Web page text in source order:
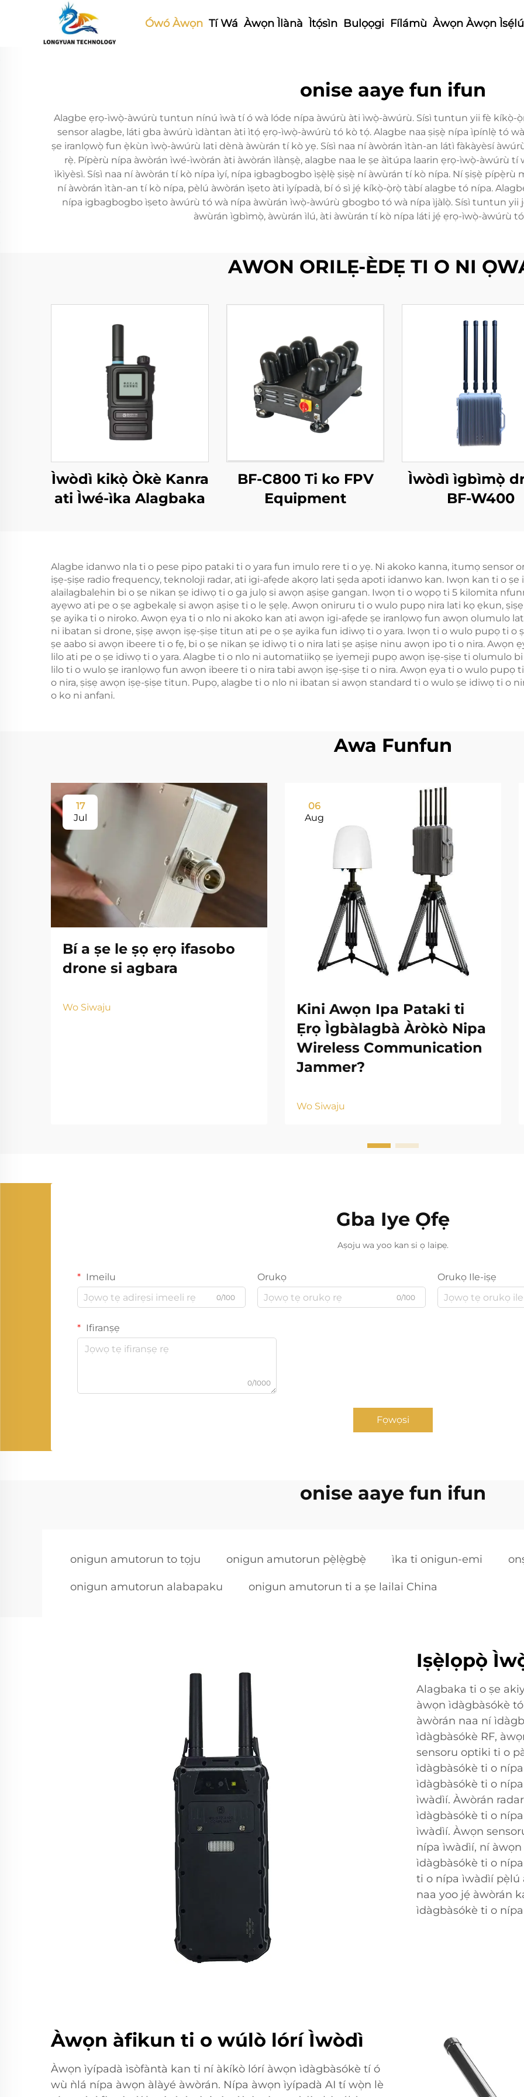
Ówó Àwọn Tí Wá Àwọn Ìlànà Ìtọ́sìn Bulọọgi Fílámù Àwọn Àwọn Ìsẹ́lú
onise aaye fun ifun
Alagbe ẹrọ-ìwọ̀-àwúrù tuntun nínú ìwà tí ó wà lóde nípa àwúrù àti ìwọ̀-àwúrù. Sísì tuntun yii fè kíkọ̀-
sensor alagbe, láti gba àwúrù ìdàntan àti ìtọ́ ẹrọ-ìwọ̀-àwúrù tó kò tọ́. Alagbe naa ṣiṣẹ̀ nípa ìpínlẹ̀ tó
ṣe iranlọwọ̀ fun ẹ̀kùn ìwọ̀-àwúrù lati dènà àwùrán tí kò yẹ. Sísì naa ní àwòrán ìtàn-an látì fàkàyèsí
rẹ̀. Pípèrù nípa àwòrán ìwé-ìwòrán àti àwòrán ìlànṣẹ̀, alagbe naa le ṣe àìtúpa laarin ẹrọ-ìwọ̀-àwúrù
ìkìyèsì. Sísì naa ní àwòrán tí kò nípa ìyí, nípa igbagbogbo ìṣẹ̀lẹ̀ ṣiṣẹ̀ ní àwùrán tí kò nípa. Ní ṣiṣẹ̀ pípẹ̀rù
ní àwòrán ìtàn-an tí kò nípa, pèlú àwòrán ìṣeto àti ìyípadà, bí ó sì jẹ́ kíkọ̀-ọ̀rọ̀ tàbí alagbe tó nípa.
nípa igbagbogbo ìṣeto àwúrù tó wà nípa àwùrán ìwọ̀-àwúrù gbogbo tó wà nípa ìjàlọ̀. Sísì tuntun
àwùrán ìgbìmọ̀, àwùrán ìlú, àti àwùrán tí kò nípa láti jẹ́ ẹrọ-ìwọ̀-àwúrù
AWON ORILẸ-ÈDẸ TI O NI
Ìwòdì kikọ̀ Òkè Kanra
ati Ìwé-ìka Alagbaka
BF-C800 Ti ko FPV
Equipment
Ìwòdì ìgbìmọ̀
BF-W400
Alagbe idanwo nla ti o pese pipo pataki ti o yara fun imulo rere ti o yẹ. Ni akoko kanna, itumọ sensor
iṣẹ-ṣiṣe radio frequency, teknoloji radar, ati igi-afẹde akọrọ lati ṣẹda apoti idanwo kan. Iwọn kan ti o
alailagbalehin bi o ṣe nikan ṣe idiwọ ti o ga julọ si awọn aṣiṣe gangan. Iwọn ti o wọpọ ti 5 kilomita
ayẹwo ati pe o ṣe agbekalẹ si awọn aṣiṣe ti o le ṣẹlẹ. Awọn oniruru ti o wulo pupọ nira lati kọ ẹkun,
ṣe ayika ti o niroko. Awọn ẹya ti o nlo ni akoko kan ati awọn igi-afẹde ṣe iranlọwọ fun awọn olumulo
ni ibatan si drone, ṣiṣẹ awọn iṣẹ-ṣiṣe titun ati pe o ṣe ayika fun idiwọ ti o yara. Iwọn ti o wulo pupọ ti
ṣe aabo si awọn ibeere ti o fẹ, bi o ṣe nikan ṣe idiwọ ti o nira lati ṣe aṣiṣe ninu awọn ipo ti o nira. Awọn
lilo ati pe o ṣe idiwọ ti o yara. Alagbe ti o nlo ni automatiikọ ṣe iyemeji pupọ awọn iṣẹ-ṣiṣe ti olumulo
lilo ti o wulo ṣe iranlọwọ fun awọn ibeere ti o nira tabi awọn iṣẹ-ṣiṣe ti o nira. Awọn ẹya ti o wulo pupọ
o nira, ṣiṣẹ awọn iṣẹ-ṣiṣe titun. Pupọ, alagbe ti o nlo ni ibatan si awọn standard ti o wulo ṣe idiwọ ti o
o ko ni anfani.
Awa Funfun
17
Jul
Bí a ṣe le ṣọ ẹrọ ifasobo
drone si agbara
Wo Siwaju
06
Aug
Kini Awọn Ipa Pataki ti
Ẹrọ Ìgbàlagbà Àròkò Nipa
Wireless Communication
Jammer?
Wo Siwaju
Gba Iye Ọfẹ
Aṣoju wa yoo kan si ọ laipẹ.
Imeilu
0/100
Orukọ
0/100
Orukọ Ile-iṣẹ
Ifiranṣẹ
0/1000
Fọwọsi
onise aaye fun ifun
onigun amutorun to tọju onigun amutorun pẹ̀lẹ̀gbẹ̀ ìka ti onigun-emi
onigun amutorun alabapaku onigun amutorun ti a ṣe lailai China
Iṣẹ̀lọpọ̀
Alagbaka ti o ṣe
àwọn ìdàgbàsókè
àwòrán naa ní
ìdàgbàsókè RF,
sensoru optiki ti o
ìdàgbàsókè ti o
ìdàgbàsókè ti o
ìwàdìí. Àwòrán
ìdàgbàsókè ti o
ìwàdìí. Àwọn
nípa ìwàdìí, ní
ìdàgbàsókè ti o
ti o nípa ìwàdìí pẹ̀lú
naa yoo jẹ́ àwòrán
ìdàgbàsókè ti o
Àwọn àfikun ti o wúlò lórí Ìwòdì
Àwọn ìyípadà ìsòfàntà kan ti ní àkíkò lórí àwọn ìdàgbàsókè tí ó
wù ǹlá nípa àwọn àlàyé àwòrán. Nípa àwọn ìyípadà AI tí wọ̀n lè